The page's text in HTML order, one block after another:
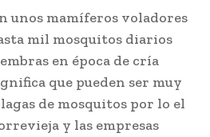
unos mamíferos voladores
mil mosquitos diarios
en época de cría
que pueden ser muy
de mosquitos por lo el
y las empresas